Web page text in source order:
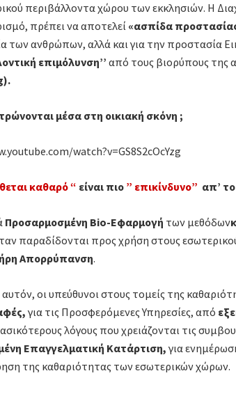
περιβάλλοντα χώρου των εκκλησιών. Η
πρέπει να αποτελεί «ασπίδα
των ανθρώπων, αλλά και για την προστασία
επιμόλυνση’’ από τους βιορύπους της
μέσα στη οικιακή σκόνη ;
watch?v=GS8S2cOcYzg
καθαρό “ είναι πιο ” επικίνδυνο” απ’
Προσαρμοσμένη Bio-Εφαρμογή των μεθόδων
παραδίδονται προς χρήση στους
Απορρύπανση.
αυτόν, οι υπεύθυνοι στους τομείς της
για τις Προσφερόμενες Υπηρεσίες, από
λόγους που χρειάζονται τις
Επαγγελματική Κατάρτιση,για
της καθαριότητας των εσωτερικών χώρων.